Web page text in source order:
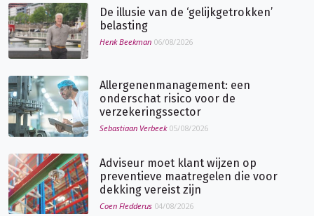
De illusie van de ‘gelijkgetrokken’
belasting
Henk Beekman 06/08/2026
Allergenenmanagement: een
onderschat risico voor de
verzekeringssector
Sebastiaan Verbeek 05/08/2026
Adviseur moet klant wijzen op
preventieve maatregelen die voor
dekking vereist zijn
Coen Fledderus 04/08/2026